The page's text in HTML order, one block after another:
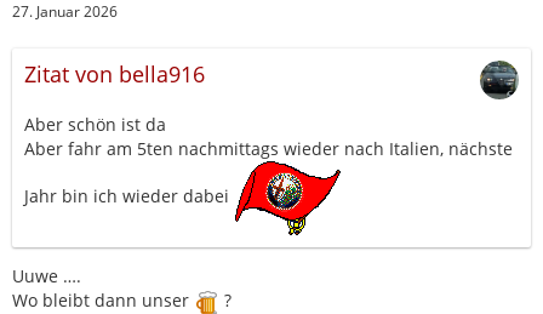
27. Januar 2026
Zitat von bella916
Aber schön ist da
Aber fahr am 5ten nachmittags wieder nach Italien, nächste
Jahr bin ich wieder dabei
Uuwe ….
Wo bleibt dann unser
?